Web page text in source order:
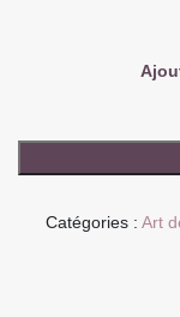
Catégories : Art